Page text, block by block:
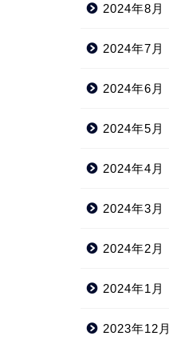
2024年8月
2024年7月
2024年6月
2024年5月
2024年4月
2024年3月
2024年2月
2024年1月
2023年12月